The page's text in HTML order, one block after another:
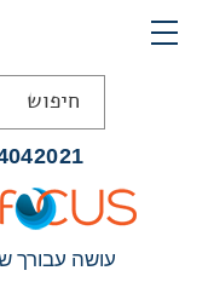
עושה עבורך